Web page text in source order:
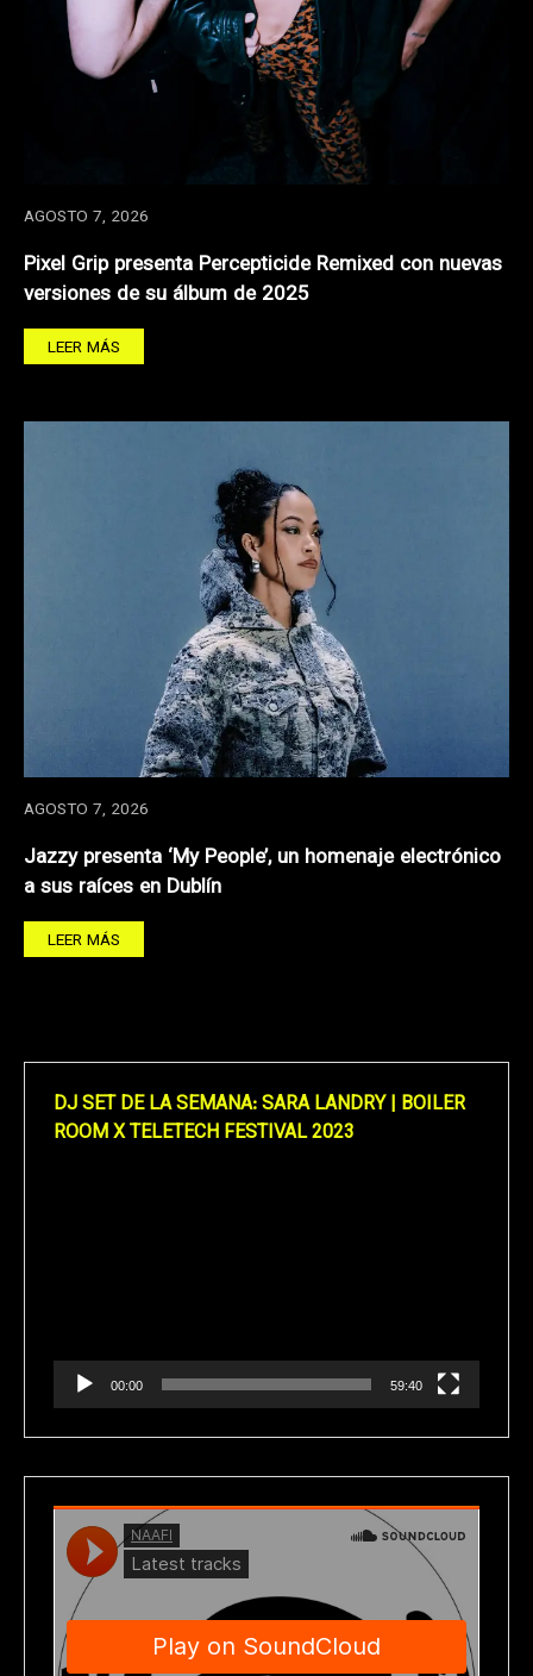
AGOSTO 7, 2026
Pixel Grip presenta Percepticide Remixed con nuevas
versiones de su álbum de 2025
LEER MÁS
AGOSTO 7, 2026
Jazzy presenta ‘My People’, un homenaje electrónico
a sus raíces en Dublín
LEER MÁS
DJ SET DE LA SEMANA: SARA LANDRY | BOILER
ROOM X TELETECH FESTIVAL 2023
00:00 59:40